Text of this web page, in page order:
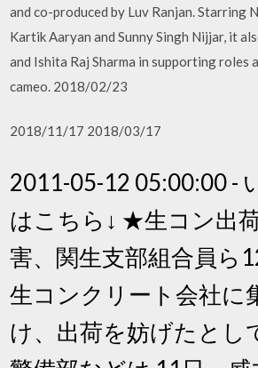
and co-produced by Luv Ranjan. Starring
Kartik Aaryan and Sunny Singh Nijjar, it
and Ishita Raj Sharma in supporting roles
cameo. 2018/02/23
2018/11/17 2018/03/17
2011-05-12 05:00:00 -
はこちら↓ ★生コン出
害、関生支部組合員ら
生コンクリート会社に
け、出荷を妨げたとし